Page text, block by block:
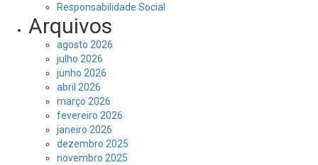
Responsabilidade Social
Arquivos
agosto 2026
julho 2026
junho 2026
abril 2026
março 2026
fevereiro 2026
janeiro 2026
dezembro 2025
novembro 2025